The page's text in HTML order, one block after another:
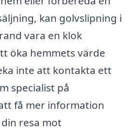
kan golvslipning i
vara en klok
öka hemmets värde
inte att kontakta ett
specialist på
få mer information
resa mot